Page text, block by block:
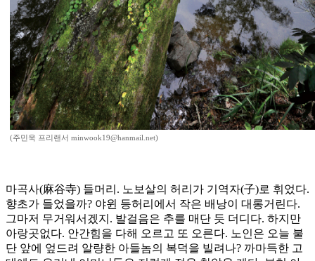
(주민욱 프리랜서 minwook19@hanmail.net)
마곡사(麻谷寺) 들머리. 노보살의 허리가 기역자(子)로 휘었다.
향초가 들었을까? 야윈 등허리에서 작은 배낭이 대롱거린다.
그마저 무거워서겠지. 발걸음은 추를 매단 듯 더디다. 하지만
아랑곳없다. 안간힘을 다해 오르고 또 오른다. 노인은 오늘 불
단 앞에 엎드려 알량한 아들놈의 복덕을 빌려나? 까마득한 고